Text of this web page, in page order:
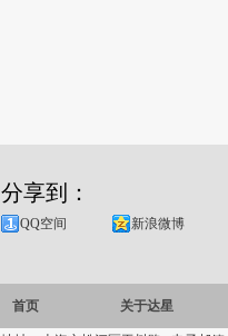
分享到：
QQ空间 新浪微博
首页 关于达星